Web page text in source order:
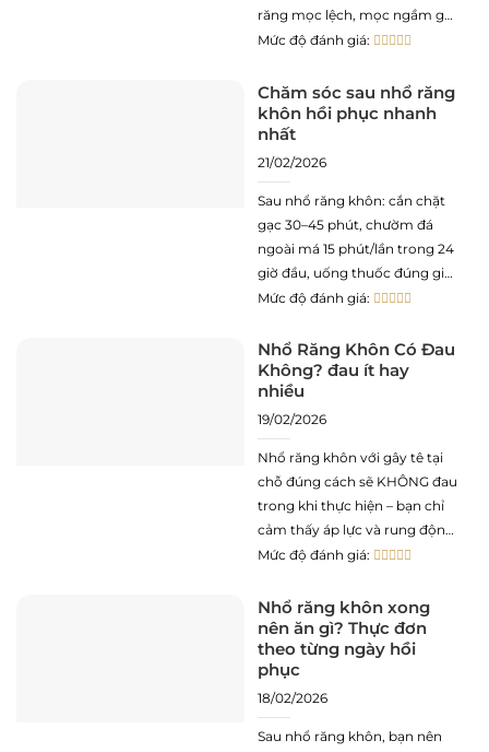
răng mọc lệch, mọc ngầm gây
đau nhức. Một trong những
bệnh nhân thường đặt ra là:
“Nhổ răng khôn bao lâu thì
lành?”. Việc hiểu rõ
Mức độ đánh giá:
Chăm sóc sau nhổ răng
khôn hồi phục nhanh
nhất
21/02/2026
Sau nhổ răng khôn: cắn chặt
gạc 30–45 phút, chườm đá
ngoài má 15 phút/lần trong 24
giờ đầu, uống thuốc đúng giờ,
ăn mềm nguội, tránh súc
Không hút thuốc lá, không
dùng ống hút, không uống
rượu trong ít nhất 72 giờ.
Mức độ đánh giá:
Nhổ Răng Khôn Có Đau
Không? đau ít hay
nhiều
19/02/2026
Nhổ răng khôn với gây tê tại
chỗ đúng cách sẽ KHÔNG đau
trong khi thực hiện – bạn chỉ
cảm thấy áp lực và rung động.
Đau xuất hiện sau khi thuốc tê
thường đạt đỉnh vào ngày 1–2,
rồi giảm dần từ
Mức độ đánh giá:
Nhổ răng khôn xong
nên ăn gì? Thực đơn
theo từng ngày hồi
phục
18/02/2026
Sau nhổ răng khôn, bạn nên